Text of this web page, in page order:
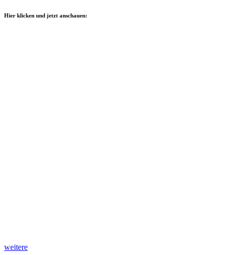
Hier klicken und jetzt anschauen:
weitere